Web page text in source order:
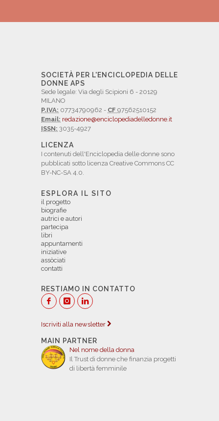
SOCIETÀ PER L'ENCICLOPEDIA DELLE
DONNE APS
Sede legale: Via degli Scipioni 6 - 20129
MILANO
P.IVA: 07734790962 - CF 97562510152
Email: redazione@enciclopediadelledonne.it
ISSN: 3035-4927
LICENZA
I contenuti dell'Enciclopedia delle donne sono
pubblicati sotto licenza Creative Commons CC
BY-NC-SA 4.0.
ESPLORA IL SITO
il progetto
biografie
autrici e autori
partecipa
libri
appuntamenti
iniziative
assòciati
contatti
RESTIAMO IN CONTATTO
Iscriviti alla newsletter
MAIN PARTNER
Nel nome della donna
Il Trust di donne che finanzia progetti
di libertà femminile